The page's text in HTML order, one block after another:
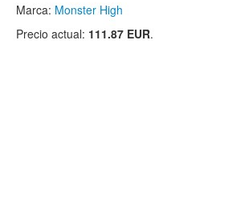
Marca: Monster High
Precio actual: 111.87 EUR.